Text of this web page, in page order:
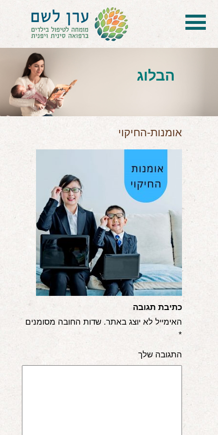
בית
הטיפול
הכל על דיקור סיני ודיקור יפני לילדים
הילד לא מפסיק להיות חולה
בעיות נשימה: קוצר, סטרידור ועוד
דלקות ונוזלים באוזניים
בעיות/מחלות נוספות
שאלות ותשובות
הורים ממליצים
לימודי "שונישין"
במתנה!
הבלוג
אומנות-החיקוי
כתיבת תגובה
האימייל לא יוצג באתר. שדות החובה מסומנים
*
התגובה שלך